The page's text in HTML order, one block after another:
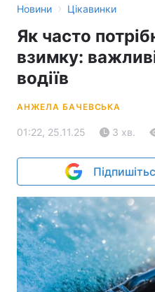
Новини › Цікавинки
Як часто
взимку:
водіїв
АНЖЕЛА БАЧЕВСЬКА
01:22, 25.11.25 3 хв.